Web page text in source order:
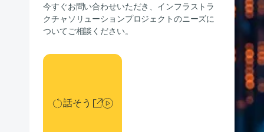
今すぐお問い合わせいただき、インフラストラ
クチャソリューションプロジェクトのニーズに
ついてご相談ください。
話そう
話そう